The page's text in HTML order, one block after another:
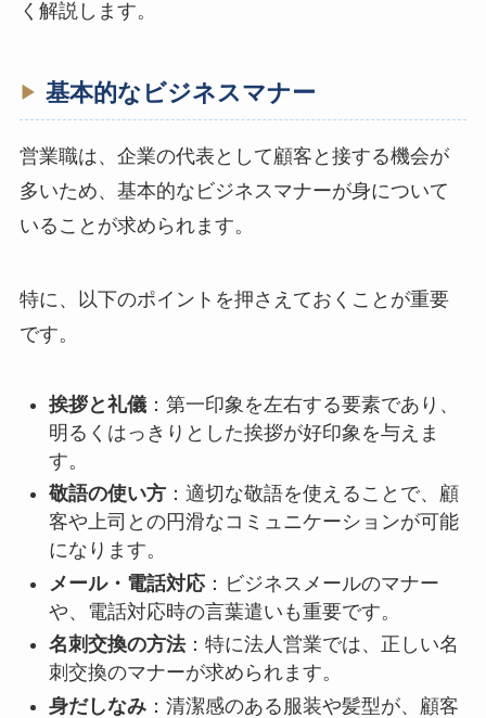
く解説します。
基本的なビジネスマナー
営業職は、企業の代表として顧客と接する機会が
多いため、基本的なビジネスマナーが身について
いることが求められます。
特に、以下のポイントを押さえておくことが重要
です。
挨拶と礼儀：第一印象を左右する要素であり、
明るくはっきりとした挨拶が好印象を与えま
す。
敬語の使い方：適切な敬語を使えることで、顧
客や上司との円滑なコミュニケーションが可能
になります。
メール・電話対応：ビジネスメールのマナー
や、電話対応時の言葉遣いも重要です。
名刺交換の方法：特に法人営業では、正しい名
刺交換のマナーが求められます。
身だしなみ：清潔感のある服装や髪型が、顧客